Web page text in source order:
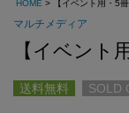
HOME > 【イベント用・5
マルチメディア
【イベント
送料無料 SOLD